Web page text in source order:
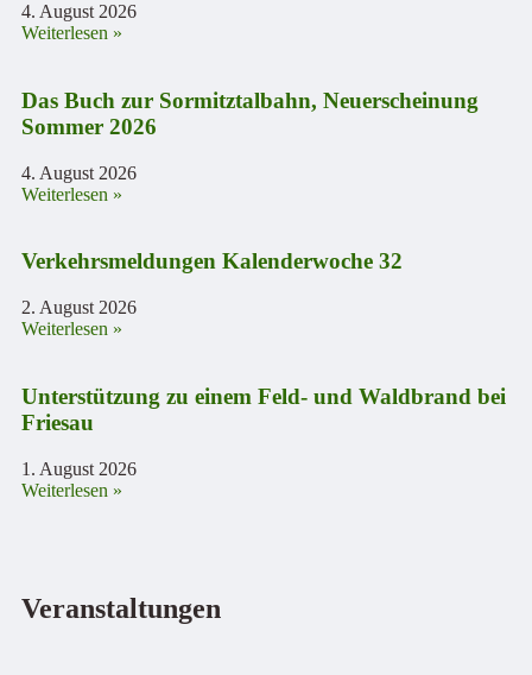
4. August 2026
Weiterlesen »
Das Buch zur Sormitztalbahn, Neuerscheinung
Sommer 2026
4. August 2026
Weiterlesen »
Verkehrsmeldungen Kalenderwoche 32
2. August 2026
Weiterlesen »
Unterstützung zu einem Feld- und Waldbrand bei
Friesau
1. August 2026
Weiterlesen »
Veranstaltungen